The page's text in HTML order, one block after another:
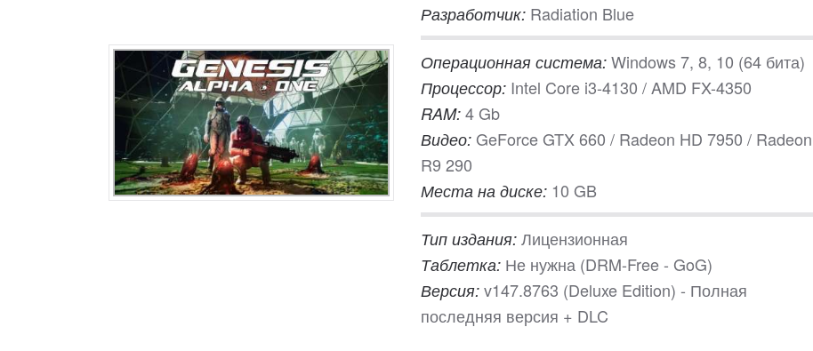
Разработчик: Radiation Blue
Операционная система: Windows 7, 8, 10 (64 бита)
Процессор: Intel Core i3-4130 / AMD FX-4350
RAM: 4 Gb
Видео: GeForce GTX 660 / Radeon HD 7950 / Radeon
R9 290
Места на диске: 10 GB
Тип издания: Лицензионная
Таблетка: Не нужна (DRM-Free - GoG)
Версия: v147.8763 (Deluxe Edition) - Полная
последняя версия + DLC